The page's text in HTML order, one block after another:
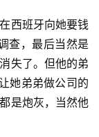
西班牙向她要钱
查，最后当然是
失了。但他的弟
她弟弟做公司的
是炮灰，当然他